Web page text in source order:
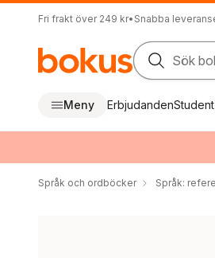
Fri frakt över 249 kr• Snabba
Sök
Meny ErbjudandenStudent
Språk och ordböcker Språk: